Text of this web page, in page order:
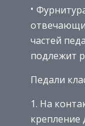
частей
подлежит
Педали
На
крепление